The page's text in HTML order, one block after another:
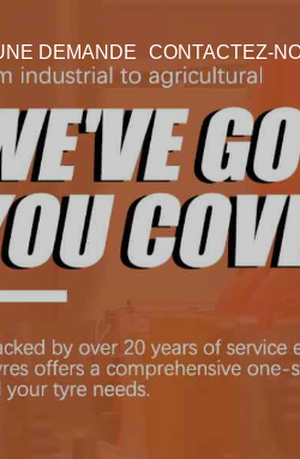
DEMANDE CONTACTEZ-